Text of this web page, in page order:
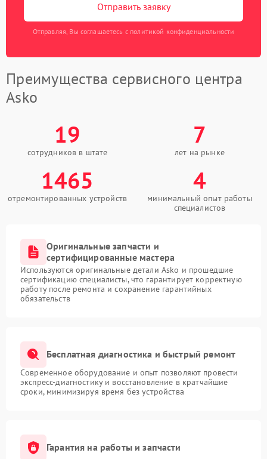
Отправить заявку
Отправляя, Вы соглашаетесь с политикой конфиденциальности
Преимущества сервисного центра
Asko
19
сотрудников в штате
7
лет на рынке
1465
отремонтированных устройств
4
минимальный опыт работы
специалистов
Оригинальные запчасти и
сертифицированные мастера
Используются оригинальные детали Asko и прошедшие
сертификацию специалисты, что гарантирует корректную
работу после ремонта и сохранение гарантийных
обязательств
Бесплатная диагностика и быстрый ремонт
Современное оборудование и опыт позволяют провести
экспресс-диагностику и восстановление в кратчайшие
сроки, минимизируя время без устройства
Гарантия на работы и запчасти